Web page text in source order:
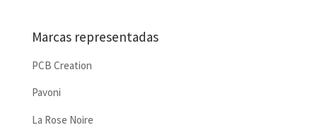
Marcas representadas
PCB Creation
Pavoni
La Rose Noire